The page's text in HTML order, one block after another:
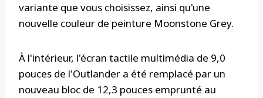
variante que vous choisissez, ainsi qu'une
nouvelle couleur de peinture Moonstone Grey.
À l'intérieur, l'écran tactile multimédia de 9,0
pouces de l'Outlander a été remplacé par un
nouveau bloc de 12,3 pouces emprunté au